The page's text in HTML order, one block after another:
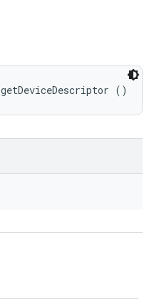
getDeviceDescriptor ()